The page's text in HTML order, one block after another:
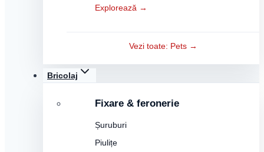
Explorează →
Vezi toate: Pets →
Bricolaj
Fixare & feronerie
Șuruburi
Piulițe